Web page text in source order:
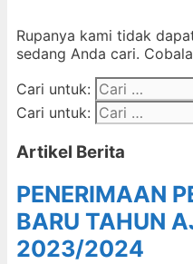
Rupanya kami tidak
sedang Anda cari.
Cari untuk:
Cari untuk:
Artikel Berita
PENERIMAAN
BARU TAHUN
2023/2024